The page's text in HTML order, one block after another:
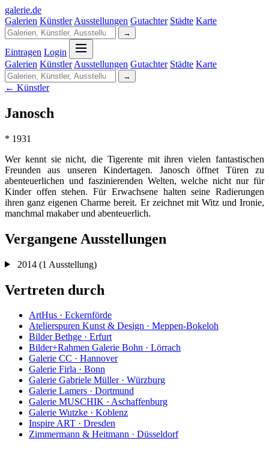
galerie.de
Galerien Künstler Ausstellungen Gutachter Städte Karte
→
Eintragen Login
Galerien Künstler Ausstellungen Gutachter Städte Karte
→
← Künstler
Janosch
* 1931
Wer kennt sie nicht, die Tigerente mit ihren vielen fantastischen
Freunden aus unseren Kindertagen. Janosch öffnet Türen zu
abenteuerlichen und faszinierenden Welten, welche nicht nur für
Kinder offen stehen. Für Erwachsene halten seine Radierungen
ihren ganz eigenen Charme bereit. Er zeichnet mit Witz und Ironie,
manchmal makaber und abenteuerlich.
Vergangene Ausstellungen
2014 (1 Ausstellung)
Vertreten durch
ArtHus · Eckernförde
Atelierspuren Kunst & Design · Meppen-Bokeloh
Bilder Bethge · Erfurt
Bilder+Rahmen Galerie Bohn · Lörrach
Galerie CC · Hannover
Galerie Firla · Bonn
Galerie Gabriele Müller · Würzburg
Galerie Lamers · Dortmund
Galerie MUSCHIK · Aschaffenburg
Galerie Wutzke · Koblenz
Inspire ART · Dresden
Zimmermann & Heitmann · Düsseldorf